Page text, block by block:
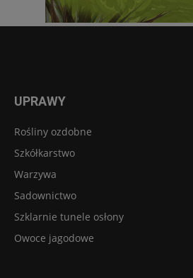
UPRAWY
Rośliny ozdobne
Szkółkarstwo
Warzywa
Sadownictwo
Szklarnie tunele osłony
Owoce jagodowe